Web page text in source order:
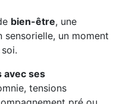
bien-être, une
sensorielle, un moment
avec ses
tensions